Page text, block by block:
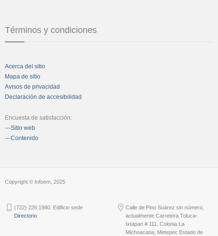
Términos y condiciones
Acerca del sitio
Mapa de sitio
Avisos de privacidad
Declaración de accesibilidad
Encuesta de satisfacción:
---Sitio web
---Contenido
Copyright © Infoem, 2025
(722) 226 1980. Edificio sede
Directorio
Calle de Pino Suárez sin número,
actualmente Carretera Toluca-
Ixtapan # 111, Colonia La
Michoacana; Metepec Estado de